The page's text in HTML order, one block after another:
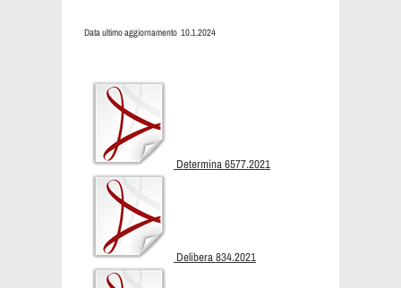
Data ultimo aggiornamento 10.1.2024
Determina 6577.2021
Delibera 834.2021